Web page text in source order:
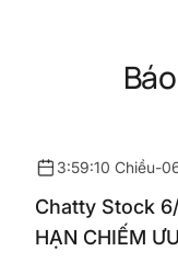
3:59:10 Chiều-
Chatty Stock
HẠN CHIẾM